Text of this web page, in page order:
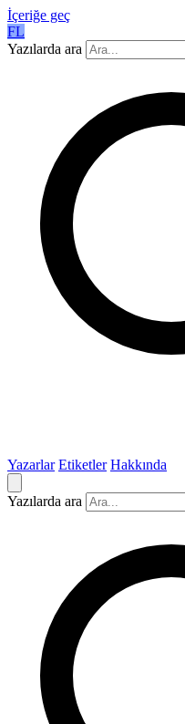
İçeriğe geç
FL
Yazılarda ara
Yazarlar Etiketler Hakkında
Yazılarda ara